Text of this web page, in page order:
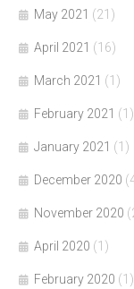
May 2021 (21)
April 2021 (16)
March 2021 (1)
February 2021 (1)
January 2021 (1)
December 2020
November 2020
April 2020 (1)
February 2020 (1)